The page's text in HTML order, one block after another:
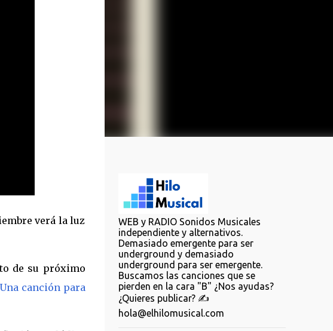
verá la luz
de su próximo
canción para
WEB y RADIO Sonidos Musicales
independiente y alternativos.
Demasiado emergente para ser
underground y demasiado
underground para ser emergente.
Buscamos las canciones que se
pierden en la cara "B" ¿Nos ayudas?
¿Quieres publicar? ✍️
hola@elhilomusical.com